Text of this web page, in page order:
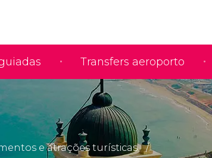
Transfers aeroporto
e atrações turísticas